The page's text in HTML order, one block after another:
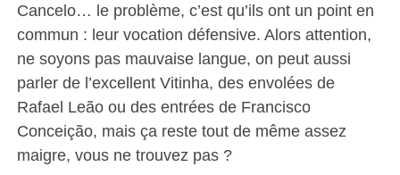
Cancelo… le problème, c’est qu’ils ont un point en
commun : leur vocation défensive. Alors attention,
ne soyons pas mauvaise langue, on peut aussi
parler de l’excellent Vitinha, des envolées de
Rafael Leão ou des entrées de Francisco
Conceição, mais ça reste tout de même assez
maigre, vous ne trouvez pas ?